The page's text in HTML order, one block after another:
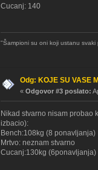
Cucanj: 140
"Šampioni su oni koji ustanu
Odg: KOJE SU VASE
« Odgovor #3 poslato:
Nikad stvarno nisam probao
izbacio):
Bench:108kg (8 ponavljanja)
Mrtvo: neznam stvarno
Cucanj:130kg (6ponavljanja)